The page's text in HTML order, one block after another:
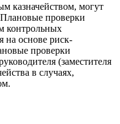
казначейством, могут
проверки
контрольных
на основе риск-
проверки
(заместителя
в случаях,